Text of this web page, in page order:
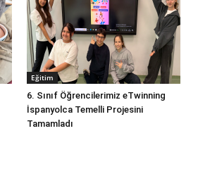
Eğitim
6. Sınıf Öğrencilerimiz eTwinning
İspanyolca Temelli Projesini
Tamamladı